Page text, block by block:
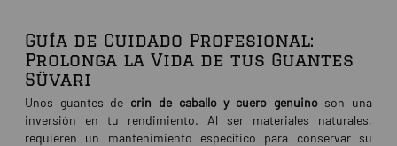
Guía de Cuidado Profesional:
Prolonga la Vida de tus Guantes
Süvari
Unos guantes de crin de caballo y cuero genuinoson una
inversión en tu rendimiento. Al ser materiales naturales,
requieren un mantenimiento específico para conservar su